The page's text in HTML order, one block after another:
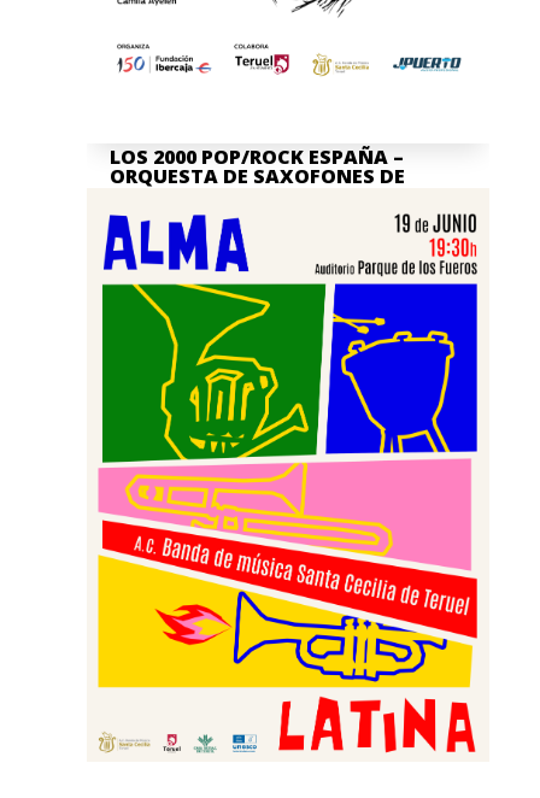
LOS 2000 POP/ROCK ESPAÑA –
ORQUESTA DE SAXOFONES DE
TERUEL
Jul 7, 2026
La actividad en nuestra Asociación
Cultural Banda de Música "Santa Cecilia"
de Teruel no para, y por ello queremos
invitaros, junto a la...